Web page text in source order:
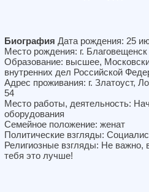
Биография Дата рождения: 25
Место рождения: г. Благовещенск
Образование: высшее,
внутренних дел Российской
Адрес проживания: г. Златоуст,
54
Место работы, деятельность:
оборудования
Семейное положение: женат
Политические взгляды:
Религиозные взгляды: Не важно,
тебя это лучше!